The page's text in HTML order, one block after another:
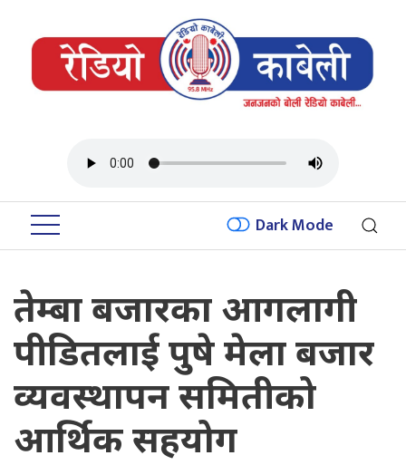
Dark Mode
तेम्बा बजारका आगलागी
पीडितलाई पुषे मेला बजार
व्यवस्थापन समितीको
आर्थिक सहयोग